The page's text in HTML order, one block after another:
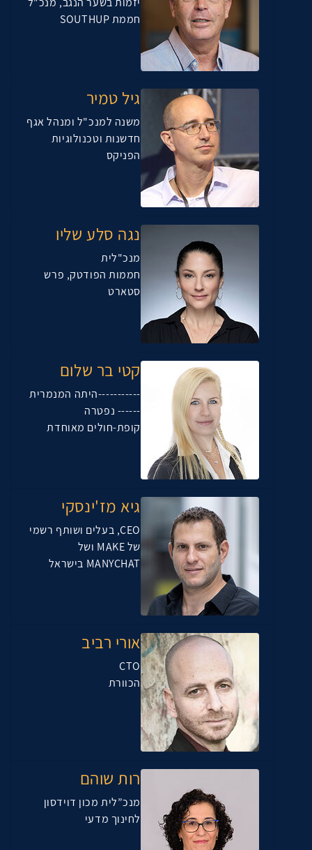
חממת SOUTHUP
גיל טמיר
משנה למנכ"ל ומנהל אגף
חדשנות וטכנולוגיות
הפניקס
נגה סלע שליו
מנכ"לית
חממות הפודטק, פרש
סטארט
קטי בר שלום
-----------היתה המנמרית
------ נפטרה
קופת-חולים מאוחדת
גיא מז'ינסקי
CEO, בעלים ושותף רשמי
של MAKE ושל
MANYCHAT בישראל
אורי רביב
CTO
הכוורת
רות שוהם
מנכ”לית מכון דוידסון
לחינוך מדעי